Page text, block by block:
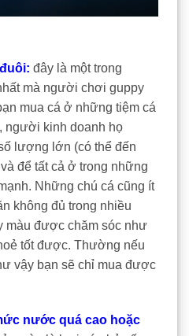
đây là một trong
mà người chơi guppy
mua cá ở những tiệm cá
người kinh doanh họ
lượng lớn (có thể đến
để tất cả ở trong những
Những chú cá cũng ít
không đủ trong nhiều
màu được chăm sóc như
tốt được. Thường nếu
vậy bạn sẽ chỉ mua được
nước quá cao hoặc